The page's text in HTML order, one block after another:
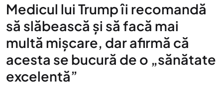
Medicul lui Trump îi recomandă
să slăbească și să facă mai
multă mișcare, dar afirmă că
acesta se bucură de o „sănătate
excelentă”